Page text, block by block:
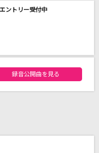
ントリー受付中
リーランキング
録音公開曲を見る